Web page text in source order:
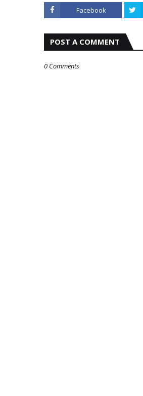
Facebook
POST A COMMENT
0 Comments